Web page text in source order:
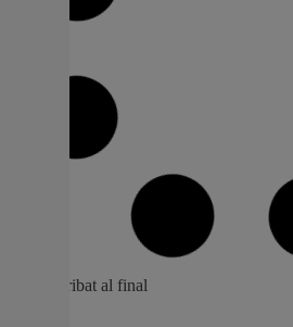
L’Ajuntament d’Alcàsser
al·legacions que va
la macro depuradora
Alberto Primo, alcalde de la
al·legacions el passat 19 de juny
«exercici de transparència» per part